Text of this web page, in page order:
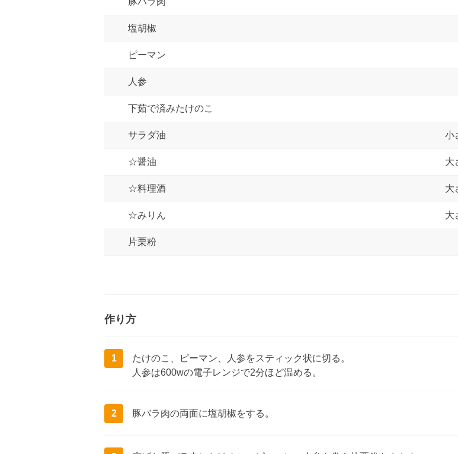
塩胡椒
ピーマン
人参
下茹で済みたけのこ
サラダ油 小
☆醤油 大
☆料理酒 大
☆みりん 大
片栗粉
作り方
1
たけのこ、ピーマン、人参をスティック状に切る。
人参は600wの電子レンジで2分ほど温める。
2 豚バラ肉の両面に塩胡椒をする。